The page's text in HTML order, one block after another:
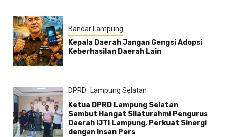
Bandar Lampung
Kepala Daerah Jangan Gengsi Adopsi
Keberhasilan Daerah Lain
DPRD Lampung Selatan
Ketua DPRD Lampung Selatan
Sambut Hangat Silaturahmi Pengurus
Daerah IJTI Lampung, Perkuat Sinergi
dengan Insan Pers